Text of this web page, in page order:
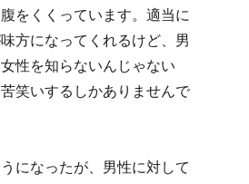
をくくっています。適当に
方になってくれるけど、男
性を知らないんじゃない
笑いするしかありませんで
になったが、男性に対して